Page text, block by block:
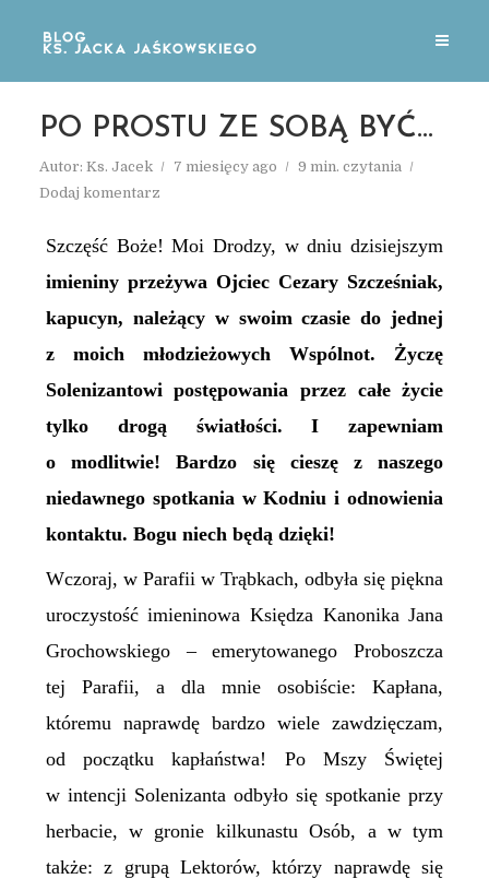
PO PROSTU ZE SOBĄ BYĆ…
Autor: Ks. Jacek 7 miesięcy ago
9 min. czytania
Dodaj komentarz
Szczęść Boże! Moi Drodzy, w dniu dzisiejszym
imieniny przeżywa Ojciec Cezary Szcześniak,
kapucyn, należący w swoim czasie do jednej
z moichmłodzieżowych Wspólnot. Życzę
Solenizantowi postępowania przez całe życie
tylko drogą światłości. I zapewniam
o modlitwie!Bardzo się cieszę z naszego
niedawnego spotkania w Kodniu i odnowienia
kontaktu. Bogu niech będą dzięki!
Wczoraj, w Parafii w Trąbkach, odbyła się piękna
uroczystość imieninowa Księdza Kanonika Jana
Grochowskiego – emerytowanego Proboszcza
tej Parafii, a dla mnie osobiście: Kapłana,
któremu naprawdę bardzo wiele zawdzięczam,
od początku kapłaństwa! Po Mszy Świętej
w intencji Solenizanta odbyło się spotkanie przy
herbacie, w gronie kilkunastu Osób, a w tym
także: z grupą Lektorów, którzy naprawdę się